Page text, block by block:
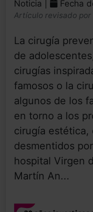
Noticia | Fecha
Artículo revisado
La cirugía
de
cirugías
famosos o la
algunos de los
en torno a los
cirugía estética,
desmentidos
hospital Virgen
Martín An...